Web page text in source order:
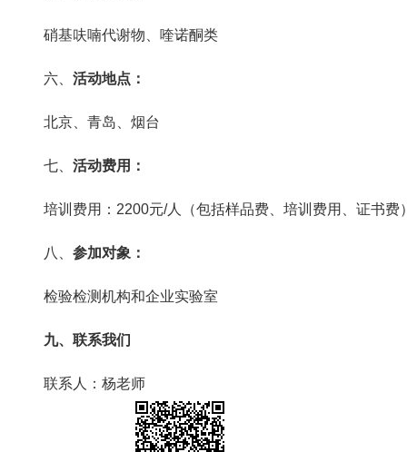
硝基呋喃代谢物、喹诺酮类
六、 活动地点：
北京、青岛、烟台
七、 活动费用 ：
培训费用：2200元/人（包括样品费、培训费用、证书费
八、 参加对象 ：
检验检测机构和企业实验室
九、 联系我们
联系人：杨老师